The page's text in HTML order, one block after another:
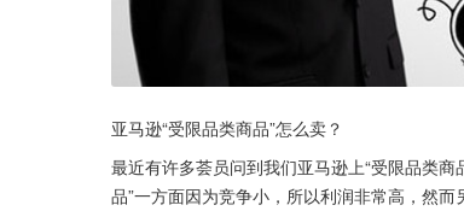
亚马逊“受限品类商品”怎么卖？
最近有许多荟员问到我们亚马逊上“受限品类
品”一方面因为竞争小，所以利润非常高，然